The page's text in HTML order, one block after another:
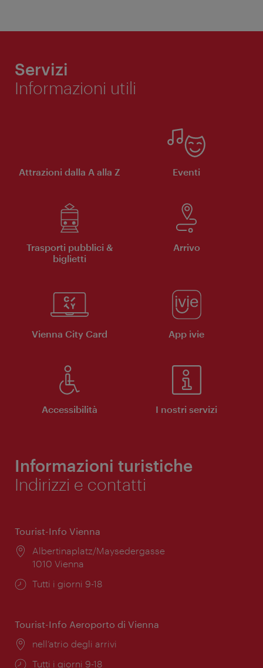
Servizi
Informazioni utili
Attrazioni dalla A alla Z Eventi
Trasporti pubblici &
biglietti
Arrivo
Vienna City Card App ivie
Accessibilità I nostri servizi
Informazioni turistiche
Indirizzi e contatti
Tourist-Info Vienna
Posizione:
Albertinaplatz/Maysedergasse
1010 Vienna
Orari
Tutti i giorni 9-18
Tourist-Info Aeroporto di Vienna
Posizione:
nell’atrio degli arrivi
Orari
Tutti i giorni 9-18